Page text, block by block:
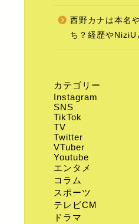
西野カナは本名
ち？経歴やNiziU
カテゴリー
Instagram
SNS
TikTok
TV
Twitter
VTuber
Youtube
エンタメ
コラム
スポーツ
テレビCM
ドラマ